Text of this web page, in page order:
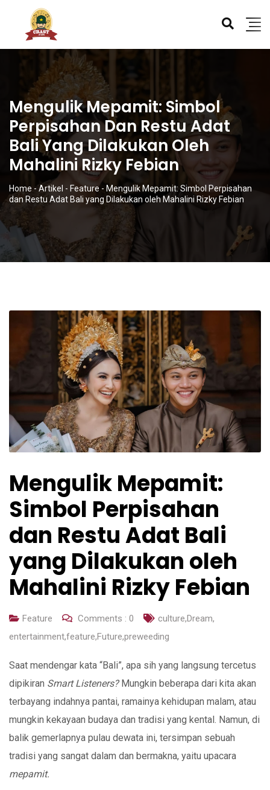
Mengulik Mepamit: Simbol
Perpisahan Dan Restu Adat
Bali Yang Dilakukan Oleh
Mahalini Rizky Febian
Home - Artikel - Feature - Mengulik Mepamit: Simbol Perpisahan
dan Restu Adat Bali yang Dilakukan oleh Mahalini Rizky Febian
Mengulik Mepamit:
Simbol Perpisahan
dan Restu Adat Bali
yang Dilakukan oleh
Mahalini Rizky Febian
Feature Comments : 0 culture,Dream,
entertainment,feature,Future,preweeding
Saat mendengar kata “Bali”, apa sih yang langsung tercetus
dipikiran Smart Listeners?Mungkin beberapa dari kita akan
terbayang indahnya pantai, ramainya kehidupan malam, atau
mungkin kekayaan budaya dan tradisi yang kental. Namun, di
balik gemerlapnya pulau dewata ini, tersimpan sebuah
tradisi yang sangat dalam dan bermakna, yaitu upacara
mepamit.